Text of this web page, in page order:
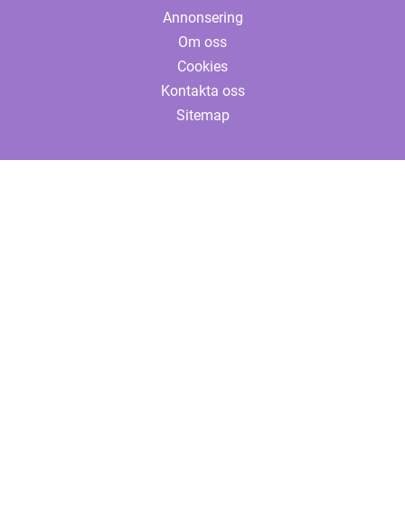
Annonsering
Om oss
Cookies
Kontakta oss
Sitemap